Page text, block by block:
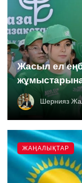
Жасыл ел
Шернияз
ЖАҢАЛЫҚТАР